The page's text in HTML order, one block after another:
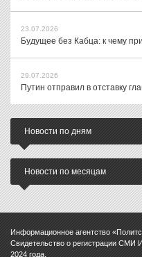
23.07.2026
Будущее без Кабца: к чему
29.07.2026
Путин отправил в отставку
Новости по дням
Новости по месяцам
Информационное агентство
Свидетельство о регистрации
2024 года.